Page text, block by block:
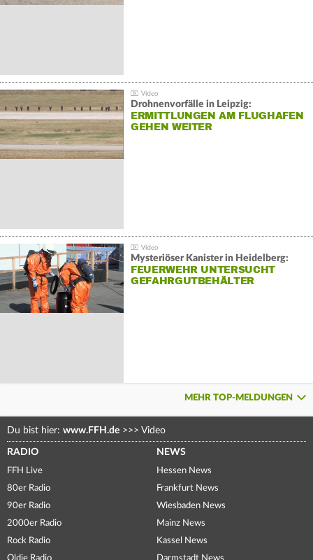
Drohnenvorfälle in Leipzig:
ERMITTLUNGEN AM FLUGHAFEN
GEHEN WEITER
Mysteriöser Kanister in Heidelberg:
FEUERWEHR UNTERSUCHT
GEFAHRGUTBEHÄLTER
MEHR TOP-MELDUNGEN
Du bist hier: www.FFH.de >>> Video
RADIO
FFH Live
80er Radio
90er Radio
2000er Radio
Rock Radio
Oldie Radio
NEWS
Hessen News
Frankfurt News
Wiesbaden News
Mainz News
Kassel News
Darmstadt News